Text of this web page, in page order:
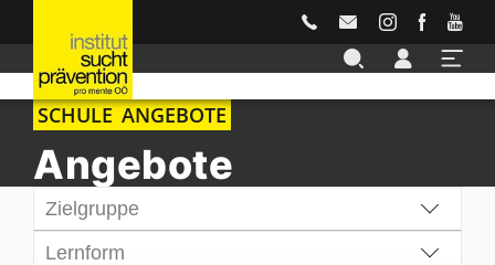
Zur HauptnavigationAccesskey
[1]
Zur UnternavigationAccesskey
[2]
Zur SucheAccesskey
[3]
Zum InhaltAccesskey
[4]
Zur FooternavigationAccesskey
[5]
SCHULE ANGEBOTE
Angebote
Zielgruppe
Lernform